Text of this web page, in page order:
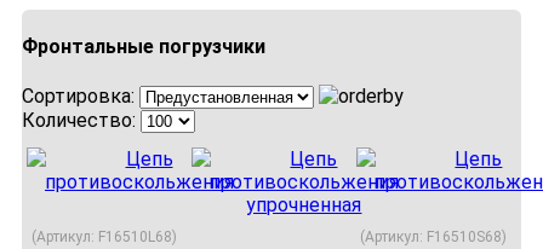
Фронтальные погрузчики
Сортировка:
Количество:
(Артикул: F16510L68) (Артикул: F16510S68)